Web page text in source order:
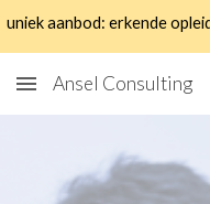
Ansel Consulting